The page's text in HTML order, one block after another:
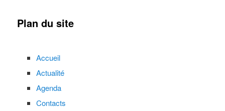
Plan du site
Accueil
Actualité
Agenda
Contacts